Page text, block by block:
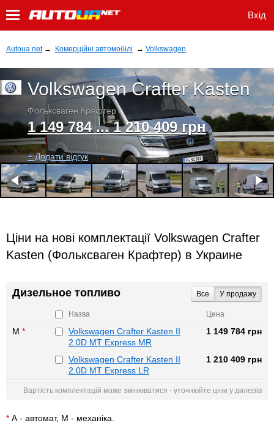
Вхід
Autoua.net → Комерційні автомобілі → Volkswagen
Volkswagen Crafter Kasten
Фольксваген Крафтер
1 149 784 ... 1 210 409 грн
+ Додати відгук
Ціни на нові комплектації Volkswagen Crafter
Kasten (Фольксваген Крафтер) в Украине
Дизельное топливо Все У продажу
Назва Цена
М *
Volkswagen Crafter Kasten II
2.0D MT Express MR
1 149 784 грн
Volkswagen Crafter Kasten II
2.0D MT Express LR
1 210 409 грн
Вартість комплектацій може змінюватися - уточнюйте ціни у дилерів
* А - автомат, М - механіка.